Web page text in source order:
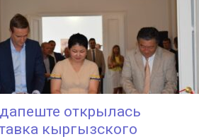
открылась
кыргызского